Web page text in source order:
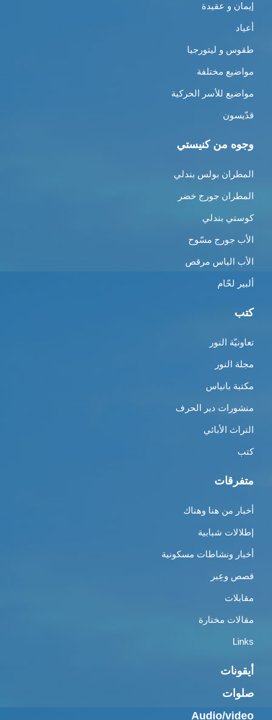
إيمان و عقيدة
أعياد
طقوس و ليتورجيا
مواضيع مختلفة
مواضيع للأسر الحركية
قدّيسون
وجوه من كنيستي
المطران بولس بندلي
المطران جورج خضر
كوستي بندلي
الأب جورج مسّوح
الأب الياس مرقص
ألبير لحّام
كتب
تعاونيّة النور
مجلة النور
مكتبة بانياس
منشورات دير الحرف
التراث الأبائي
كتب
متفرقات
أخبار من هنا وهناك
إطلالات شبابية
أخبار ونشاطات مسكونية
قصص وعِبر
مقابلات
مقالات مختارة
Links
أيقونات
صلوات
Audio/video